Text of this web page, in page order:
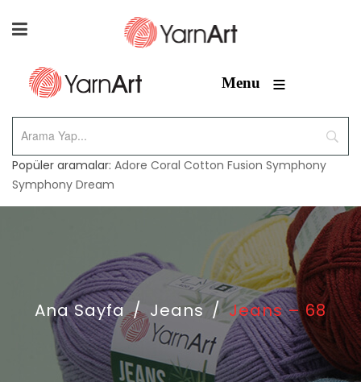
Menu ≡
Popüler aramalar: Adore Coral Cotton Fusion Symphony
Symphony Dream
Ana Sayfa / Jeans / Jeans – 68